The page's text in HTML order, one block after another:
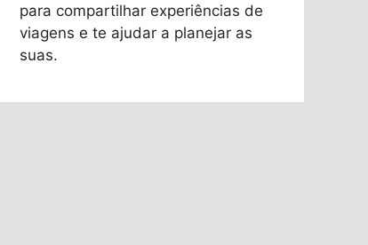
para compartilhar experiências de
viagens e te ajudar a planejar as
suas.